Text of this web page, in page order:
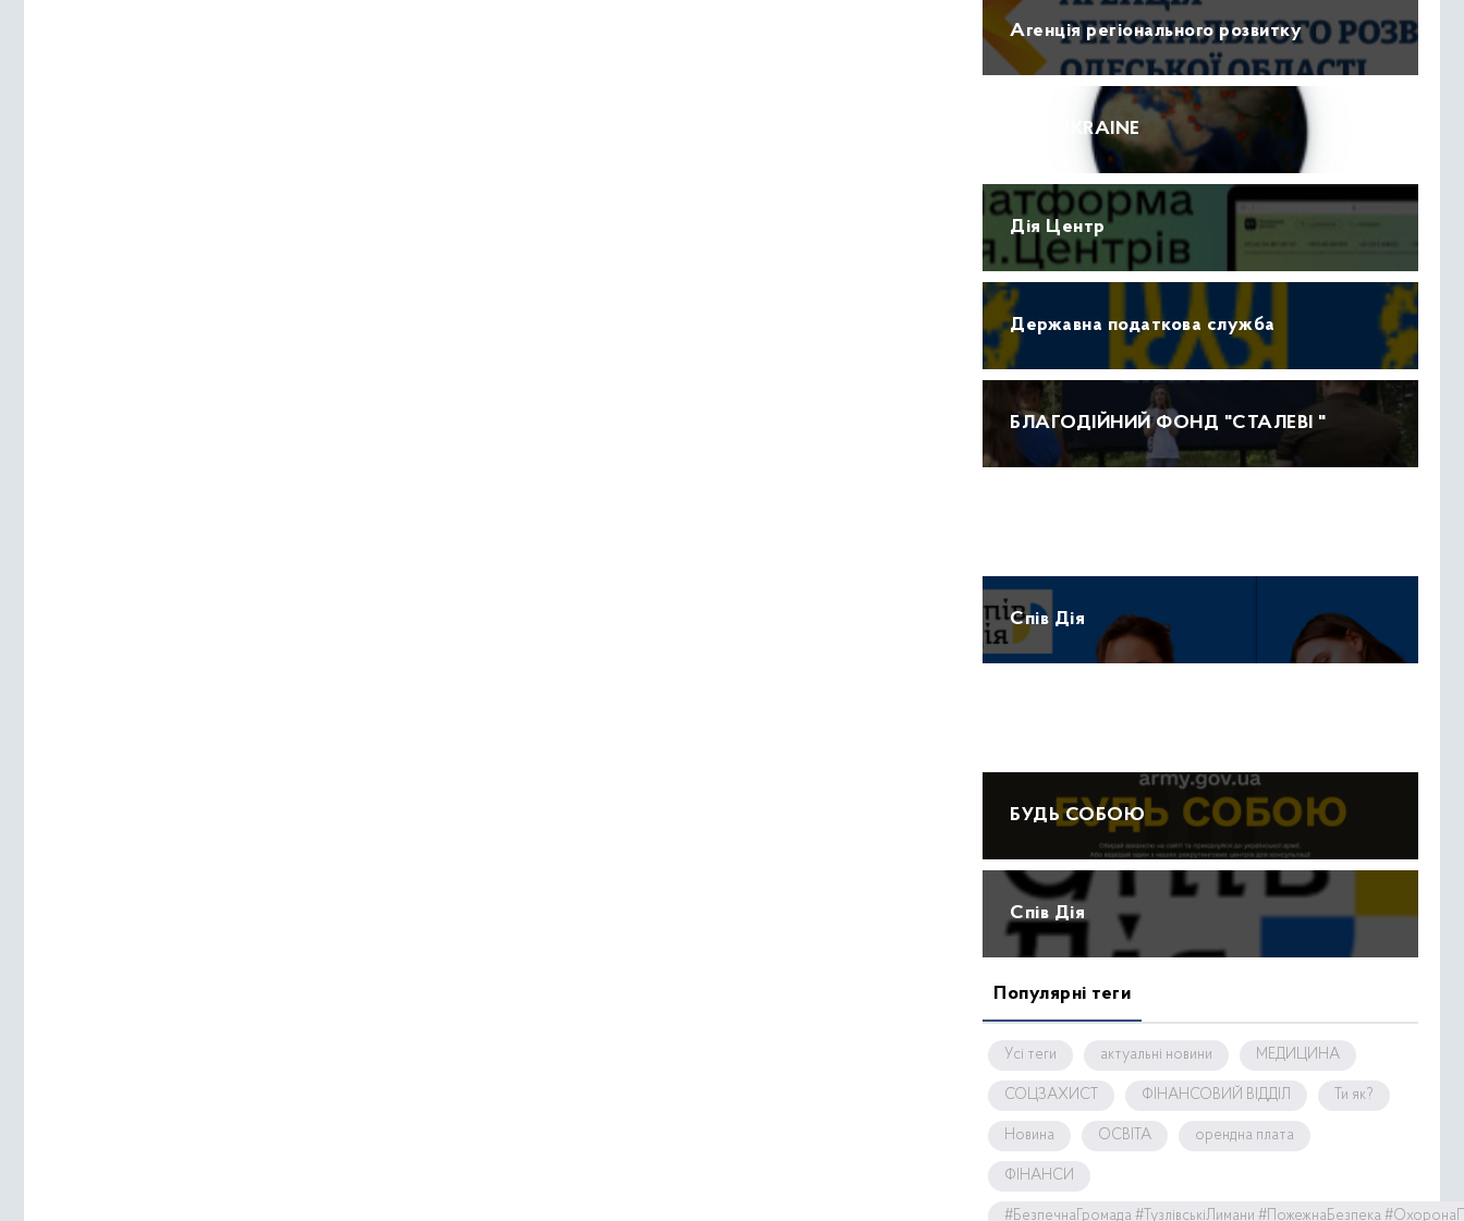
Агенція регіонального розвитку
ПРО UKRAINE
Дія Центр
Державна податкова служба
БЛАГОДІЙНИЙ ФОНД "СТАЛЕВІ "
Спів Дія
БУДЬ СОБОЮ
Спів Дія
Популярні теги
Усі теги актуальні новини МЕДИЦИНА
СОЦЗАХИСТ ФІНАНСОВИЙ ВІДДІЛ Ти як?
Новина ОСВІТА орендна плата
ФІНАНСИ
#БезпечнаГромада #ТузлівськіЛимани #ПожежнаБезпека